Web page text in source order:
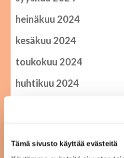
Tämä sivusto käyttää evästeitä
heinäkuu 2024
kesäkuu 2024
toukokuu 2024
huhtikuu 2024
elokuu 2023